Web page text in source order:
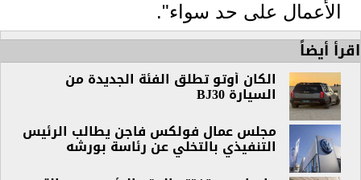
الأعمال على حد سواء".
اقرأ أيضاً
الكان أوتو تطلق الفئة الجديدة من
السيارة BJ30
مجلس عمال فولكس فاجن يطالب الرئيس
التنفيذي بالتخلي عن رئاسة بورشه